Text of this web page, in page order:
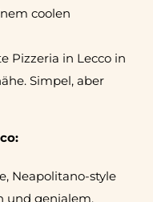
coolen
Pizzeria in Lecco in
Simpel, aber
Neapolitano-style
und genialem,